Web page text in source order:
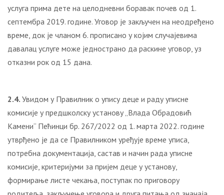
услуга прима дете на целодневни боравак почев од 1.
септембра 2019. године. Уговор је закључен на неодређено
време, док је чланом 6. прописано у којим случајевима
давалац услуге може једнострано да раскине уговор, уз
отказни рок од 15 дана.
2.4. Увидом у Правилник о упису деце и раду уписне
комисије у предшколску установу „Влада Обрадовић
Камени“ Пећинци бр. 267/2022 од 1. марта 2022. године
утврђено је да се Правилником уређује време уписа,
потребна документација, састав и начин рада уписне
комисије, критеријуми за пријем деце у установу,
формирање листе чекања, поступак по приговору